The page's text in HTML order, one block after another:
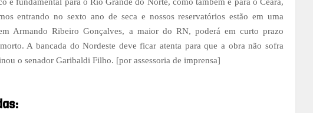
entrando no sexto ano de seca e nossos reservatórios estão em uma
Armando Ribeiro Gonçalves, a maior do RN, poderá em curto prazo
A bancada do Nordeste deve ficar atenta para que a obra não sofra
o senador Garibaldi Filho. [por assessoria de imprensa]